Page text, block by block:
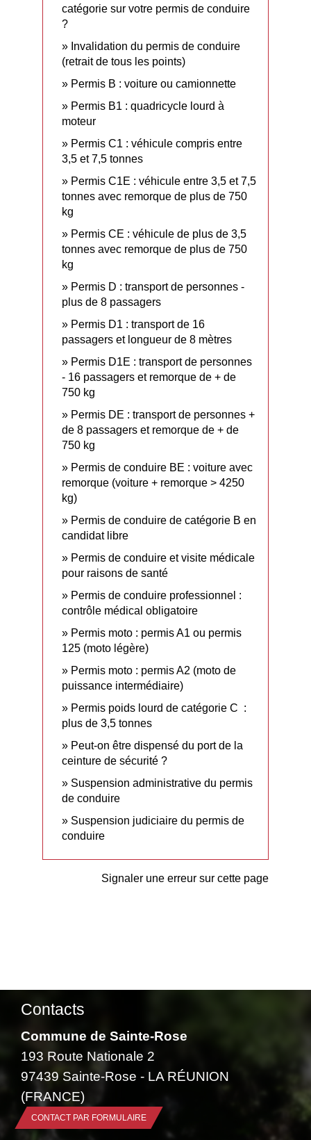
catégorie sur votre permis de conduire
?
Invalidation du permis de conduire
(retrait de tous les points)
Permis B : voiture ou camionnette
Permis B1 : quadricycle lourd à
moteur
Permis C1 : véhicule compris entre
3,5 et 7,5 tonnes
Permis C1E : véhicule entre 3,5 et 7,5
tonnes avec remorque de plus de 750
kg
Permis CE : véhicule de plus de 3,5
tonnes avec remorque de plus de 750
kg
Permis D : transport de personnes -
plus de 8 passagers
Permis D1 : transport de 16
passagers et longueur de 8 mètres
Permis D1E : transport de personnes
- 16 passagers et remorque de + de
750 kg
Permis DE : transport de personnes +
de 8 passagers et remorque de + de
750 kg
Permis de conduire BE : voiture avec
remorque (voiture + remorque > 4250
kg)
Permis de conduire de catégorie B en
candidat libre
Permis de conduire et visite médicale
pour raisons de santé
Permis de conduire professionnel :
contrôle médical obligatoire
Permis moto : permis A1 ou permis
125 (moto légère)
Permis moto : permis A2 (moto de
puissance intermédiaire)
Permis poids lourd de catégorie C :
plus de 3,5 tonnes
Peut-on être dispensé du port de la
ceinture de sécurité ?
Suspension administrative du permis
de conduire
Suspension judiciaire du permis de
conduire
Signaler une erreur sur cette page
Contacts
Commune de Sainte-Rose
193 Route Nationale 2
97439 Sainte-Rose - LA RÉUNION
(FRANCE)
CONTACT PAR FORMULAIRE